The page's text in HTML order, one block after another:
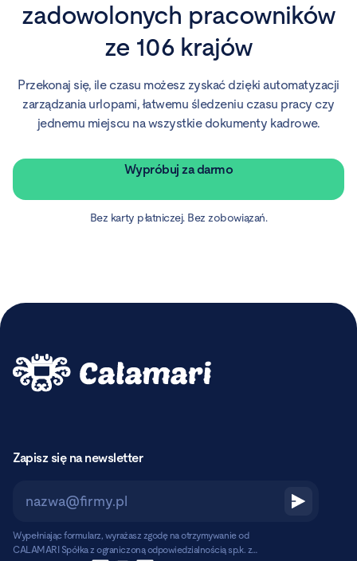
zadowolonych pracowników
ze 106 krajów
Przekonaj się, ile czasu możesz zyskać dzięki automatyzacji
zarządzania urlopami, łatwemu śledzeniu czasu pracy czy
jednemu miejscu na wszystkie dokumenty kadrowe.
Wypróbuj za darmo
Bez karty płatniczej. Bez zobowiązań.
Zapisz się na newsletter
Wypełniając formularz, wyrażasz zgodę na otrzymywanie od
CALAMARI Spółka z ograniczoną odpowiedzialnością sp.k. z